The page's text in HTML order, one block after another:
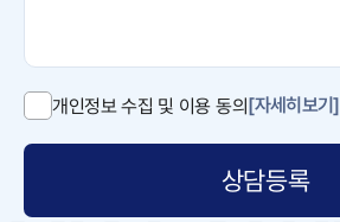
개인정보 수집 및 이용 동의[자세히보기]
상담등록